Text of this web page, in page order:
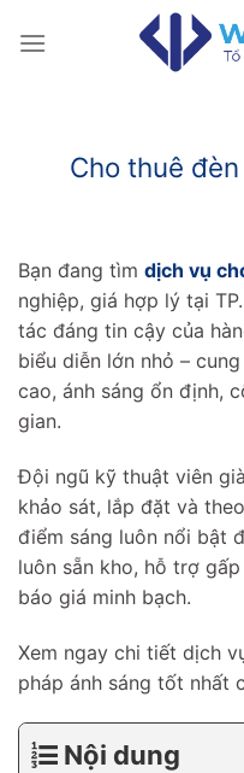
Cho thuê
Bạn đang tìm dịch vụ
nghiệp, giá hợp lý tại
tác đáng tin cậy của
biểu diễn lớn nhỏ –
cao, ánh sáng ổn định,
gian.
Đội ngũ kỹ thuật viên
khảo sát, lắp đặt và
điểm sáng luôn nổi bật
luôn sẵn kho, hỗ trợ
báo giá minh bạch.
Xem ngay chi tiết dịch
pháp ánh sáng tốt nhất
Nội dung